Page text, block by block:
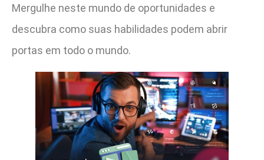
Mergulhe neste mundo de oportunidades e
descubra como suas habilidades podem abrir
portas em todo o mundo.